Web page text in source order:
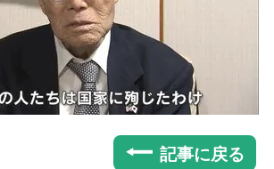
記事に戻る